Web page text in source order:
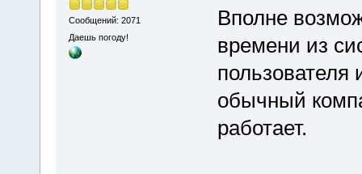
Сообщений: 2071
Даешь погоду!
Вполне
времени из
пользователя
обычный
работает.